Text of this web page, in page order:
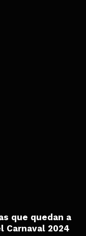
que quedan a
Carnaval 2024